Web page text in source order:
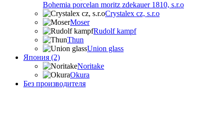
Bohemia porcelan moritz zdekauer 1810, s.r.o
Crystalex cz, s.r.o
Moser
Rudolf kampf
Thun
Union glass
Япония (2)
Noritake
Okura
Без производителя